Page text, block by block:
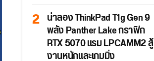
น่าลอง ThinkPad T1g Gen 9
พลัง Panther Lake กราฟิก
RTX 5070 แรม LPCAMM2 สู้
งานหนักและเกมมิ่ง